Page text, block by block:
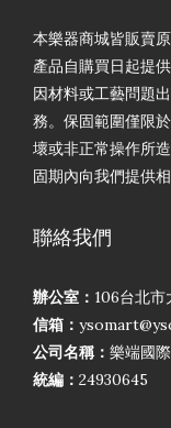
本樂器商城皆販賣
產品自購買日起提
因材料或工藝問題
務。保固範圍僅限
壞或非正常操作所
固期內向我們提供
聯絡我們
辦公室： 106台北市
信箱：
公司名稱： 樂端國
統編： 24930645